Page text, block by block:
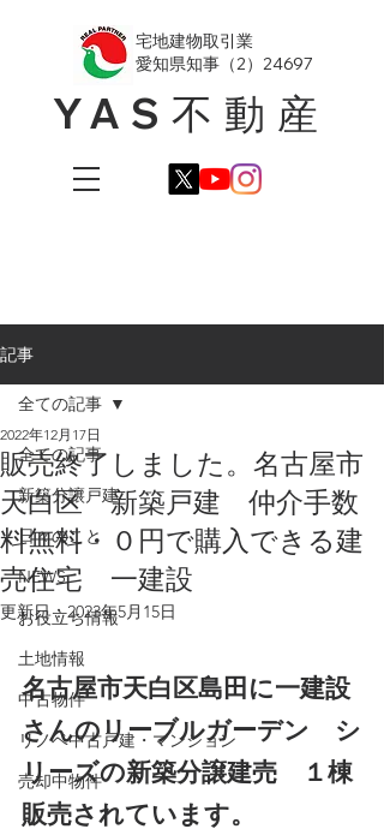
YAS不動産
​宅地建物取引業
愛知県知事（2）24697
記事
全ての記事
新築分譲戸建
日々のこと
NEWS
お役立ち情報
土地情報
中古物件
リノベ中古戸建・マンション
売却中物件
全ての記事
販売終了しました。名古屋市
天白区 新築戸建 仲介手数
料無料・０円で購入できる建
売住宅 一建設
2022年12月17日
更新日：2023年5月15日
名古屋市天白区島田に一建設
さんのリーブルガーデン　シ
リーズの新築分譲建売　１棟
販売されています。